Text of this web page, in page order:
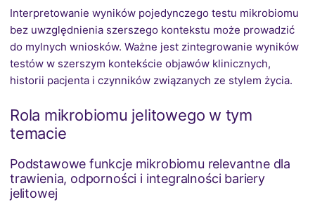
Interpretowanie wyników pojedynczego testu mikrobiomu
bez uwzględnienia szerszego kontekstu może prowadzić
do mylnych wniosków. Ważne jest zintegrowanie wyników
testów w szerszym kontekście objawów klinicznych,
historii pacjenta i czynników związanych ze stylem życia.
Rola mikrobiomu jelitowego w tym
temacie
Podstawowe funkcje mikrobiomu relevantne dla
trawienia, odporności i integralności bariery
jelitowej